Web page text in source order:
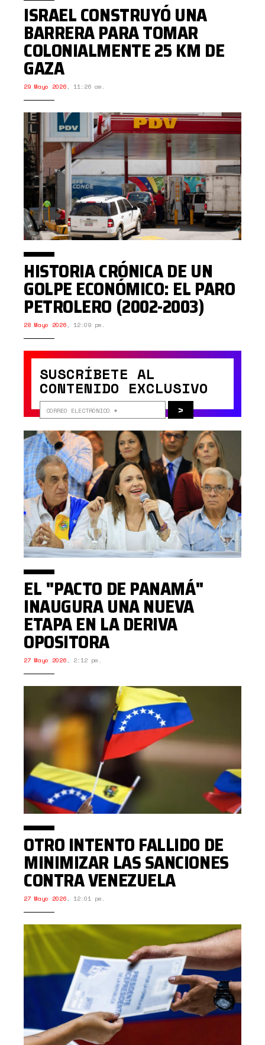
ISRAEL CONSTRUYÓ UNA
BARRERA PARA TOMAR
COLONIALMENTE 25 KM DE
GAZA
29 Mayo 2026, 11:26 am.
SUSCRÍBETE AL
CONTENIDO EXCLUSIVO
>
HISTORIA CRÓNICA DE UN
GOLPE ECONÓMICO: EL PARO
PETROLERO (2002-2003)
28 Mayo 2026, 12:09 pm.
EL "PACTO DE PANAMÁ"
INAUGURA UNA NUEVA
ETAPA EN LA DERIVA
OPOSITORA
27 Mayo 2026, 2:12 pm.
OTRO INTENTO FALLIDO DE
MINIMIZAR LAS SANCIONES
CONTRA VENEZUELA
27 Mayo 2026, 12:01 pm.